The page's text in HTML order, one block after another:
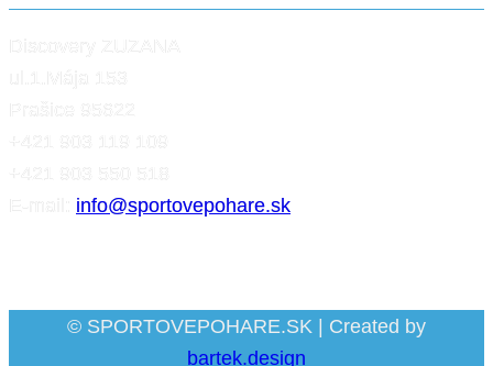
info@sportovepohare.sk
© SPORTOVEPOHARE.SK | Created by
bartek.design